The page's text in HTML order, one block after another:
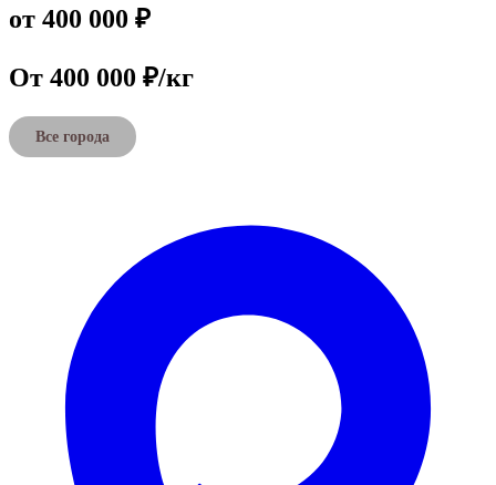
от 400 000 ₽
От 400 000 ₽/кг
Все города